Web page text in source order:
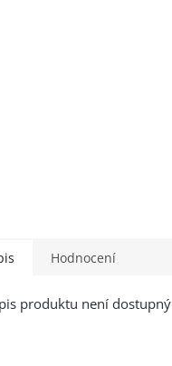
Hodnocení
produktu není dostupný